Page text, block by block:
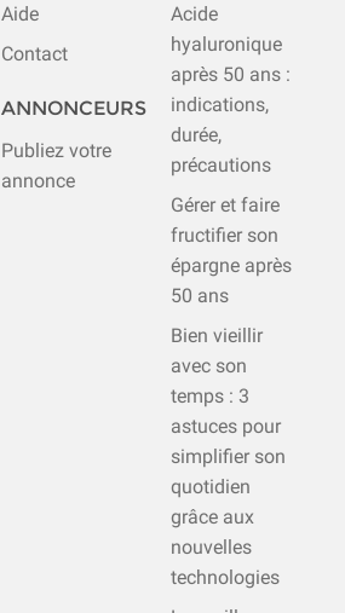
Aide
Contact
ANNONCEURS
Publiez votre
annonce
Acide
hyaluronique
après 50 ans :
indications,
durée,
précautions
Gérer et faire
fructifier son
épargne après
50 ans
Bien vieillir
avec son
temps : 3
astuces pour
simplifier son
quotidien
grâce aux
nouvelles
technologies